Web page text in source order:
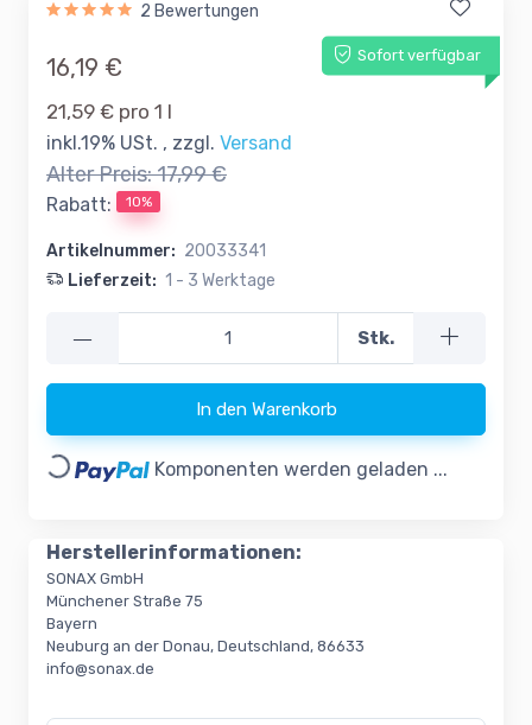
2 Bewertungen
Sofort verfügbar
16,19 €
21,59 € pro 1 l
inkl.19% USt. , zzgl. Versand
Alter Preis:17,99 €
Rabatt: 10%
Artikelnummer: 20033341
Lieferzeit: 1 - 3 Werktage
— Stk.
In den Warenkorb
Loading... Komponenten werden geladen ...
Herstellerinformationen:
SONAX GmbH
Münchener Straße 75
Bayern
Neuburg an der Donau, Deutschland, 86633
info@sonax.de